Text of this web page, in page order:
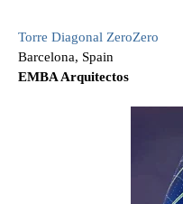
Torre Diagonal ZeroZero
Barcelona, Spain
EMBA Arquitectos